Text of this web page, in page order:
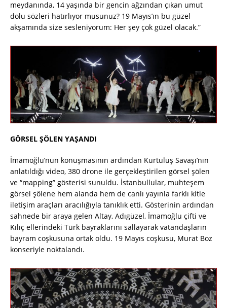
meydanında, 14 yaşında bir gencin ağzından çıkan umut
dolu sözleri hatırlıyor musunuz? 19 Mayıs’ın bu güzel
akşamında size sesleniyorum: Her şey çok güzel olacak.”
GÖRSEL ŞÖLEN YAŞANDI
İmamoğlu’nun konuşmasının ardından Kurtuluş Savaşı’nın
anlatıldığı video, 380 drone ile gerçekleştirilen görsel şölen
ve “mapping” gösterisi sunuldu. İstanbullular, muhteşem
görsel şölene hem alanda hem de canlı yayınla farklı kitle
iletişim araçları aracılığıyla tanıklık etti. Gösterinin ardından
sahnede bir araya gelen Altay, Adıgüzel, İmamoğlu çifti ve
Kılıç ellerindeki Türk bayraklarını sallayarak vatandaşların
bayram coşkusuna ortak oldu. 19 Mayıs coşkusu, Murat Boz
konseriyle noktalandı.